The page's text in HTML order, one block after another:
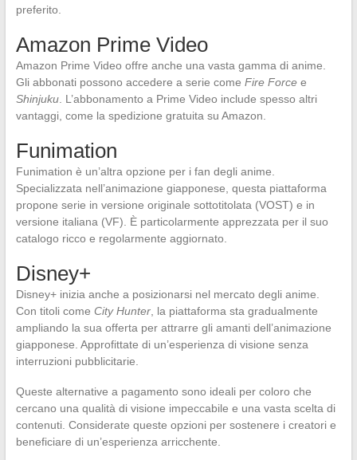
preferito.
Amazon Prime Video
Amazon Prime Video offre anche una vasta gamma di anime.
Gli abbonati possono accedere a serie come Fire Forcee
Shinjuku. L’abbonamento a Prime Video include spesso altri
vantaggi, come la spedizione gratuita su Amazon.
Funimation
Funimation è un’altra opzione per i fan degli anime.
Specializzata nell’animazione giapponese, questa piattaforma
propone serie in versione originale sottotitolata (VOST) e in
versione italiana (VF). È particolarmente apprezzata per il suo
catalogo ricco e regolarmente aggiornato.
Disney+
Disney+ inizia anche a posizionarsi nel mercato degli anime.
Con titoli come City Hunter, la piattaforma sta gradualmente
ampliando la sua offerta per attrarre gli amanti dell’animazione
giapponese. Approfittate di un’esperienza di visione senza
interruzioni pubblicitarie.
Queste alternative a pagamento sono ideali per coloro che
cercano una qualità di visione impeccabile e una vasta scelta di
contenuti. Considerate queste opzioni per sostenere i creatori e
beneficiare di un’esperienza arricchente.